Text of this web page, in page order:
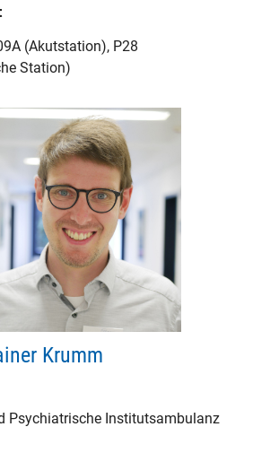
(Akutstation), P28
Station)
Krumm
Psychiatrische Institutsambulanz